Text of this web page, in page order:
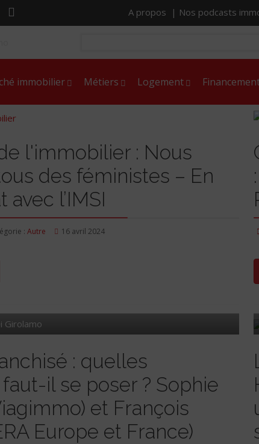
A propos | Nos podcasts
immobilier Métiers Logement
l'immobilier : Nous
des féministes – En
avec l’IMSI
: Autre 16 avril 2024
Girolamo
: quelles
il se poser ? Sophie
et François
Europe et France)